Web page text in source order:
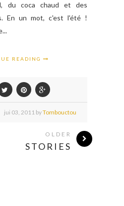
du coca chaud et des
En un mot, c'est l'été !
READING
jui 03, 2011 byTombouctou
OLDER
STORIES